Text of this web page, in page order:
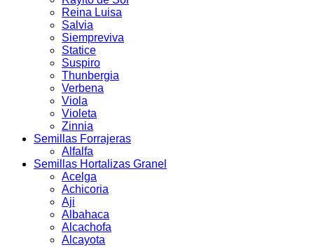
Reina Luisa
Salvia
Siempreviva
Statice
Suspiro
Thunbergia
Verbena
Viola
Violeta
Zinnia
Semillas Forrajeras
Alfalfa
Semillas Hortalizas Granel
Acelga
Achicoria
Aji
Albahaca
Alcachofa
Alcayota